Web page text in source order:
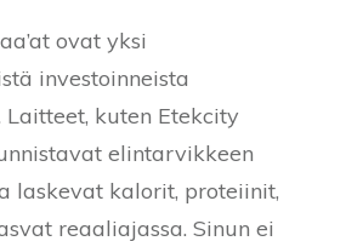
ovat yksi
investoinneista
kuten Etekcity
elintarvikkeen
laskevat kalorit, proteiinit,
reaaliajassa. Sinun ei